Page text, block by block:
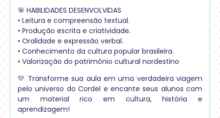
🎯 HABILIDADES DESENVOLVIDAS
• Leitura e compreensão textual.
• Produção escrita e criatividade.
• Oralidade e expressão verbal.
• Conhecimento da cultura popular brasileira.
• Valorização do patrimônio cultural nordestino
💛 Transforme sua aula em uma verdadeira viagem
pelo universo do Cordel e encante seus alunos com
um material rico em cultura, história e
aprendizagem!